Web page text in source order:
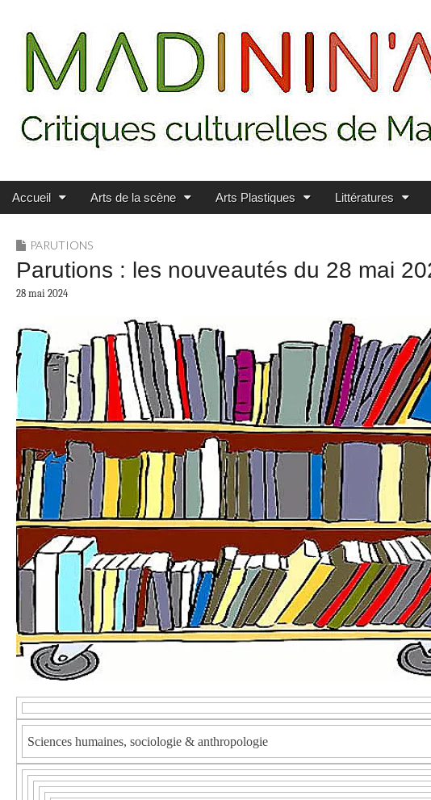
MADININ'ART
Main menu
Skip to content
Accueil Arts de la scène Arts Plastiques Littératures
PARUTIONS
Parutions : les nouveautés du 28 mai
28 mai 2024
Sciences humaines, sociologie & anthropologie